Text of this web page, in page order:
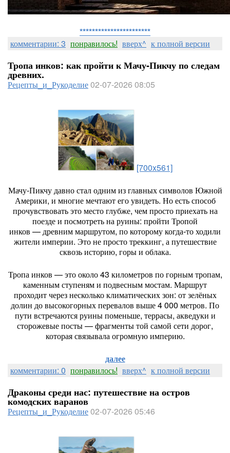
***********************
комментарии: 3 понравилось! вверх^ к полной версии
Тропа инков: как пройти к Мачу‑Пикчу по следам
древних.
Рецепты_и_Рукоделие02-07-2026 08:05
[700x561]
Мачу‑Пикчудавносталоднимизглавныхсимволов Южной
Америки, и многиемечтаютегоувидеть. Ноестьспособ
прочувствоватьэтоместоглубже, чемпростоприехатьна
поездеи посмотретьнаруины: пройти Тропой
инков — древниммаршрутом, покоторомукогда‑тоходили
жители империи. Этонепростотреккинг, апутешествие
сквозьисторию, горыи облака.
Тропаинков — этооколо43 километров погорнымтропам,
каменнымступенями подвесныммостам. Маршрут
проходитчерезнесколькоклиматическихзон: отзелёных
долин довысокогорныхперевалов выше4000 метров. По
пути встречаютсяруиныпоменьше, террасы, акведуки и
сторожевыепосты— фрагментытой самой сети дорог,
котораясвязывалаогромнуюимперию.
далее
комментарии: 0 понравилось! вверх^ к полной версии
Драконы среди нас: путешествие на остров
комодских варанов
Рецепты_и_Рукоделие02-07-2026 05:46